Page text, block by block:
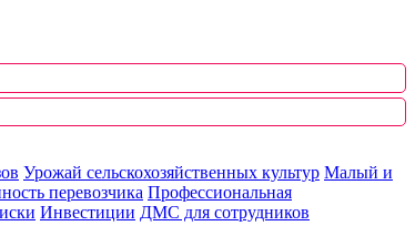
Урожай сельскохозяйственных культур Малый и
перевозчика Профессиональная
Инвестиции ДМС для сотрудников